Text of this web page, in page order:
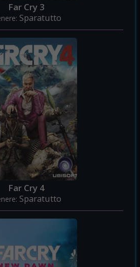
Far Cry 3
Sparatutto
Far Cry 4
Sparatutto